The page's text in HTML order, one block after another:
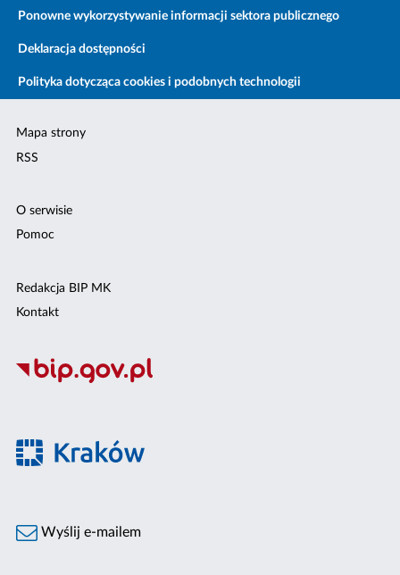
Ponowne wykorzystywanie informacji sektora publicznego
Deklaracja dostępności
Polityka dotycząca cookies i podobnych technologii
Mapa strony
RSS
O serwisie
Pomoc
Redakcja BIP MK
Kontakt
Wyślij e-mailem